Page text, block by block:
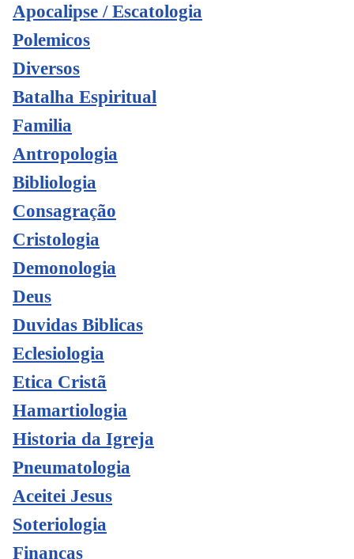
Apocalipse / Escatologia
Polemicos
Diversos
Batalha Espiritual
Familia
Antropologia
Bibliologia
Consagração
Cristologia
Demonologia
Deus
Duvidas Biblicas
Eclesiologia
Etica Cristã
Hamartiologia
Historia da Igreja
Pneumatologia
Aceitei Jesus
Soteriologia
Finanças